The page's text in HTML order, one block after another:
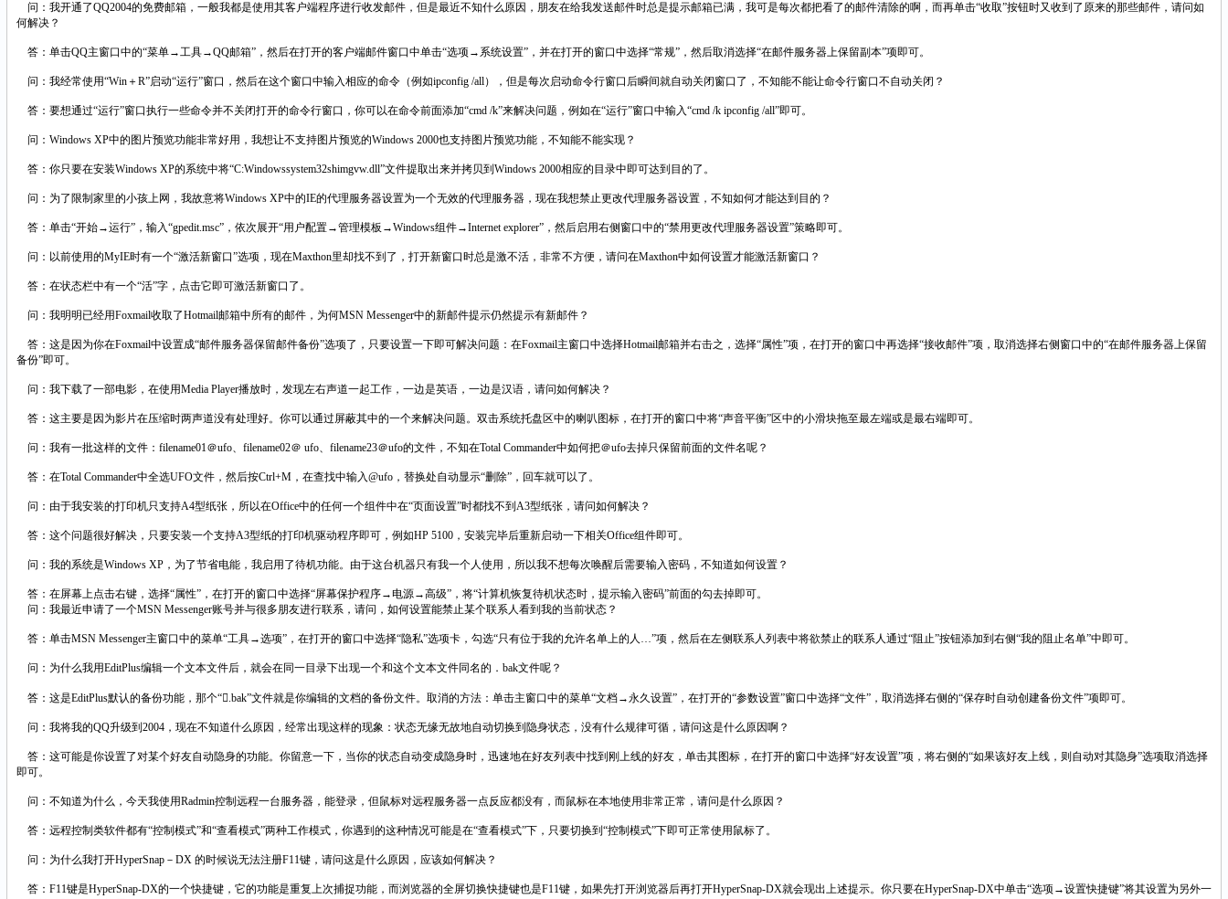
问：我开通了QQ2004的免费邮箱，一般我都是使用其客户端程序进行收发邮件，但是最近不知什么原因，朋友在给我发送邮件时总是提示邮箱已满，我可是每次都把看了的邮件清除的啊，而再单击“收取”按钮时又收到了原来的那些邮件，请问如
何解决？
答：单击QQ主窗口中的“菜单→工具→QQ邮箱”，然后在打开的客户端邮件窗口中单击“选项→系统设置”，并在打开的窗口中选择“常规”，然后取消选择“在邮件服务器上保留副本”项即可。
问：我经常使用“Win＋R”启动“运行”窗口，然后在这个窗口中输入相应的命令（例如ipconfig /all），但是每次启动命令行窗口后瞬间就自动关闭窗口了，不知能不能让命令行窗口不自动关闭？
答：要想通过“运行”窗口执行一些命令并不关闭打开的命令行窗口，你可以在命令前面添加“cmd /k”来解决问题，例如在“运行”窗口中输入“cmd /k ipconfig /all”即可。
问：Windows XP中的图片预览功能非常好用，我想让不支持图片预览的Windows 2000也支持图片预览功能，不知能不能实现？
答：你只要在安装Windows XP的系统中将“C:Windowssystem32shimgvw.dll”文件提取出来并拷贝到Windows 2000相应的目录中即可达到目的了。
问：为了限制家里的小孩上网，我故意将Windows XP中的IE的代理服务器设置为一个无效的代理服务器，现在我想禁止更改代理服务器设置，不知如何才能达到目的？
答：单击“开始→运行”，输入“gpedit.msc”，依次展开“用户配置→管理模板→Windows组件→Internet explorer”，然后启用右侧窗口中的“禁用更改代理服务器设置”策略即可。
问：以前使用的MyIE时有一个“激活新窗口”选项，现在Maxthon里却找不到了，打开新窗口时总是激不活，非常不方便，请问在Maxthon中如何设置才能激活新窗口？
答：在状态栏中有一个“活”字，点击它即可激活新窗口了。
问：我明明已经用Foxmail收取了Hotmail邮箱中所有的邮件，为何MSN Messenger中的新邮件提示仍然提示有新邮件？
答：这是因为你在Foxmail中设置成“邮件服务器保留邮件备份”选项了，只要设置一下即可解决问题：在Foxmail主窗口中选择Hotmail邮箱并右击之，选择“属性”项，在打开的窗口中再选择“接收邮件”项，取消选择右侧窗口中的“在邮件服务器上保留
备份”即可。
问：我下载了一部电影，在使用Media Player播放时，发现左右声道一起工作，一边是英语，一边是汉语，请问如何解决？
答：这主要是因为影片在压缩时两声道没有处理好。你可以通过屏蔽其中的一个来解决问题。双击系统托盘区中的喇叭图标，在打开的窗口中将“声音平衡”区中的小滑块拖至最左端或是最右端即可。
问：我有一批这样的文件：filename01＠ufo、filename02＠ ufo、filename23＠ufo的文件，不知在Total Commander中如何把＠ufo去掉只保留前面的文件名呢？
答：在Total Commander中全选UFO文件，然后按Ctrl+M，在查找中输入@ufo，替换处自动显示“删除”，回车就可以了。
问：由于我安装的打印机只支持A4型纸张，所以在Office中的任何一个组件中在“页面设置”时都找不到A3型纸张，请问如何解决？
答：这个问题很好解决，只要安装一个支持A3型纸的打印机驱动程序即可，例如HP 5100，安装完毕后重新启动一下相关Office组件即可。
问：我的系统是Windows XP，为了节省电能，我启用了待机功能。由于这台机器只有我一个人使用，所以我不想每次唤醒后需要输入密码，不知道如何设置？
答：在屏幕上点击右键，选择“属性”，在打开的窗口中选择“屏幕保护程序→电源→高级”，将“计算机恢复待机状态时，提示输入密码”前面的勾去掉即可。
问：我最近申请了一个MSN Messenger账号并与很多朋友进行联系，请问，如何设置能禁止某个联系人看到我的当前状态？
答：单击MSN Messenger主窗口中的菜单“工具→选项”，在打开的窗口中选择“隐私”选项卡，勾选“只有位于我的允许名单上的人…”项，然后在左侧联系人列表中将欲禁止的联系人通过“阻止”按钮添加到右侧“我的阻止名单”中即可。
问：为什么我用EditPlus编辑一个文本文件后，就会在同一目录下出现一个和这个文本文件同名的．bak文件呢？
答：这是EditPlus默认的备份功能，那个“.bak”文件就是你编辑的文档的备份文件。取消的方法：单击主窗口中的菜单“文档→永久设置”，在打开的“参数设置”窗口中选择“文件”，取消选择右侧的“保存时自动创建备份文件”项即可。
问：我将我的QQ升级到2004，现在不知道什么原因，经常出现这样的现象：状态无缘无故地自动切换到隐身状态，没有什么规律可循，请问这是什么原因啊？
答：这可能是你设置了对某个好友自动隐身的功能。你留意一下，当你的状态自动变成隐身时，迅速地在好友列表中找到刚上线的好友，单击其图标，在打开的窗口中选择“好友设置”项，将右侧的“如果该好友上线，则自动对其隐身”选项取消选择
即可。
问：不知道为什么，今天我使用Radmin控制远程一台服务器，能登录，但鼠标对远程服务器一点反应都没有，而鼠标在本地使用非常正常，请问是什么原因？
答：远程控制类软件都有“控制模式”和“查看模式”两种工作模式，你遇到的这种情况可能是在“查看模式”下，只要切换到“控制模式”下即可正常使用鼠标了。
问：为什么我打开HyperSnap－DX 的时候说无法注册F11键，请问这是什么原因，应该如何解决？
答：F11键是HyperSnap-DX的一个快捷键，它的功能是重复上次捕捉功能，而浏览器的全屏切换快捷键也是F11键，如果先打开浏览器后再打开HyperSnap-DX就会现出上述提示。你只要在HyperSnap-DX中单击“选项→设置快捷键”将其设置为另外一